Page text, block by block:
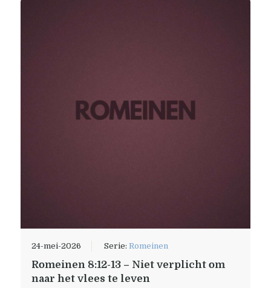
24-mei-2026 Serie: Romeinen
Romeinen 8:12-13 – Niet verplicht om
naar het vlees te leven